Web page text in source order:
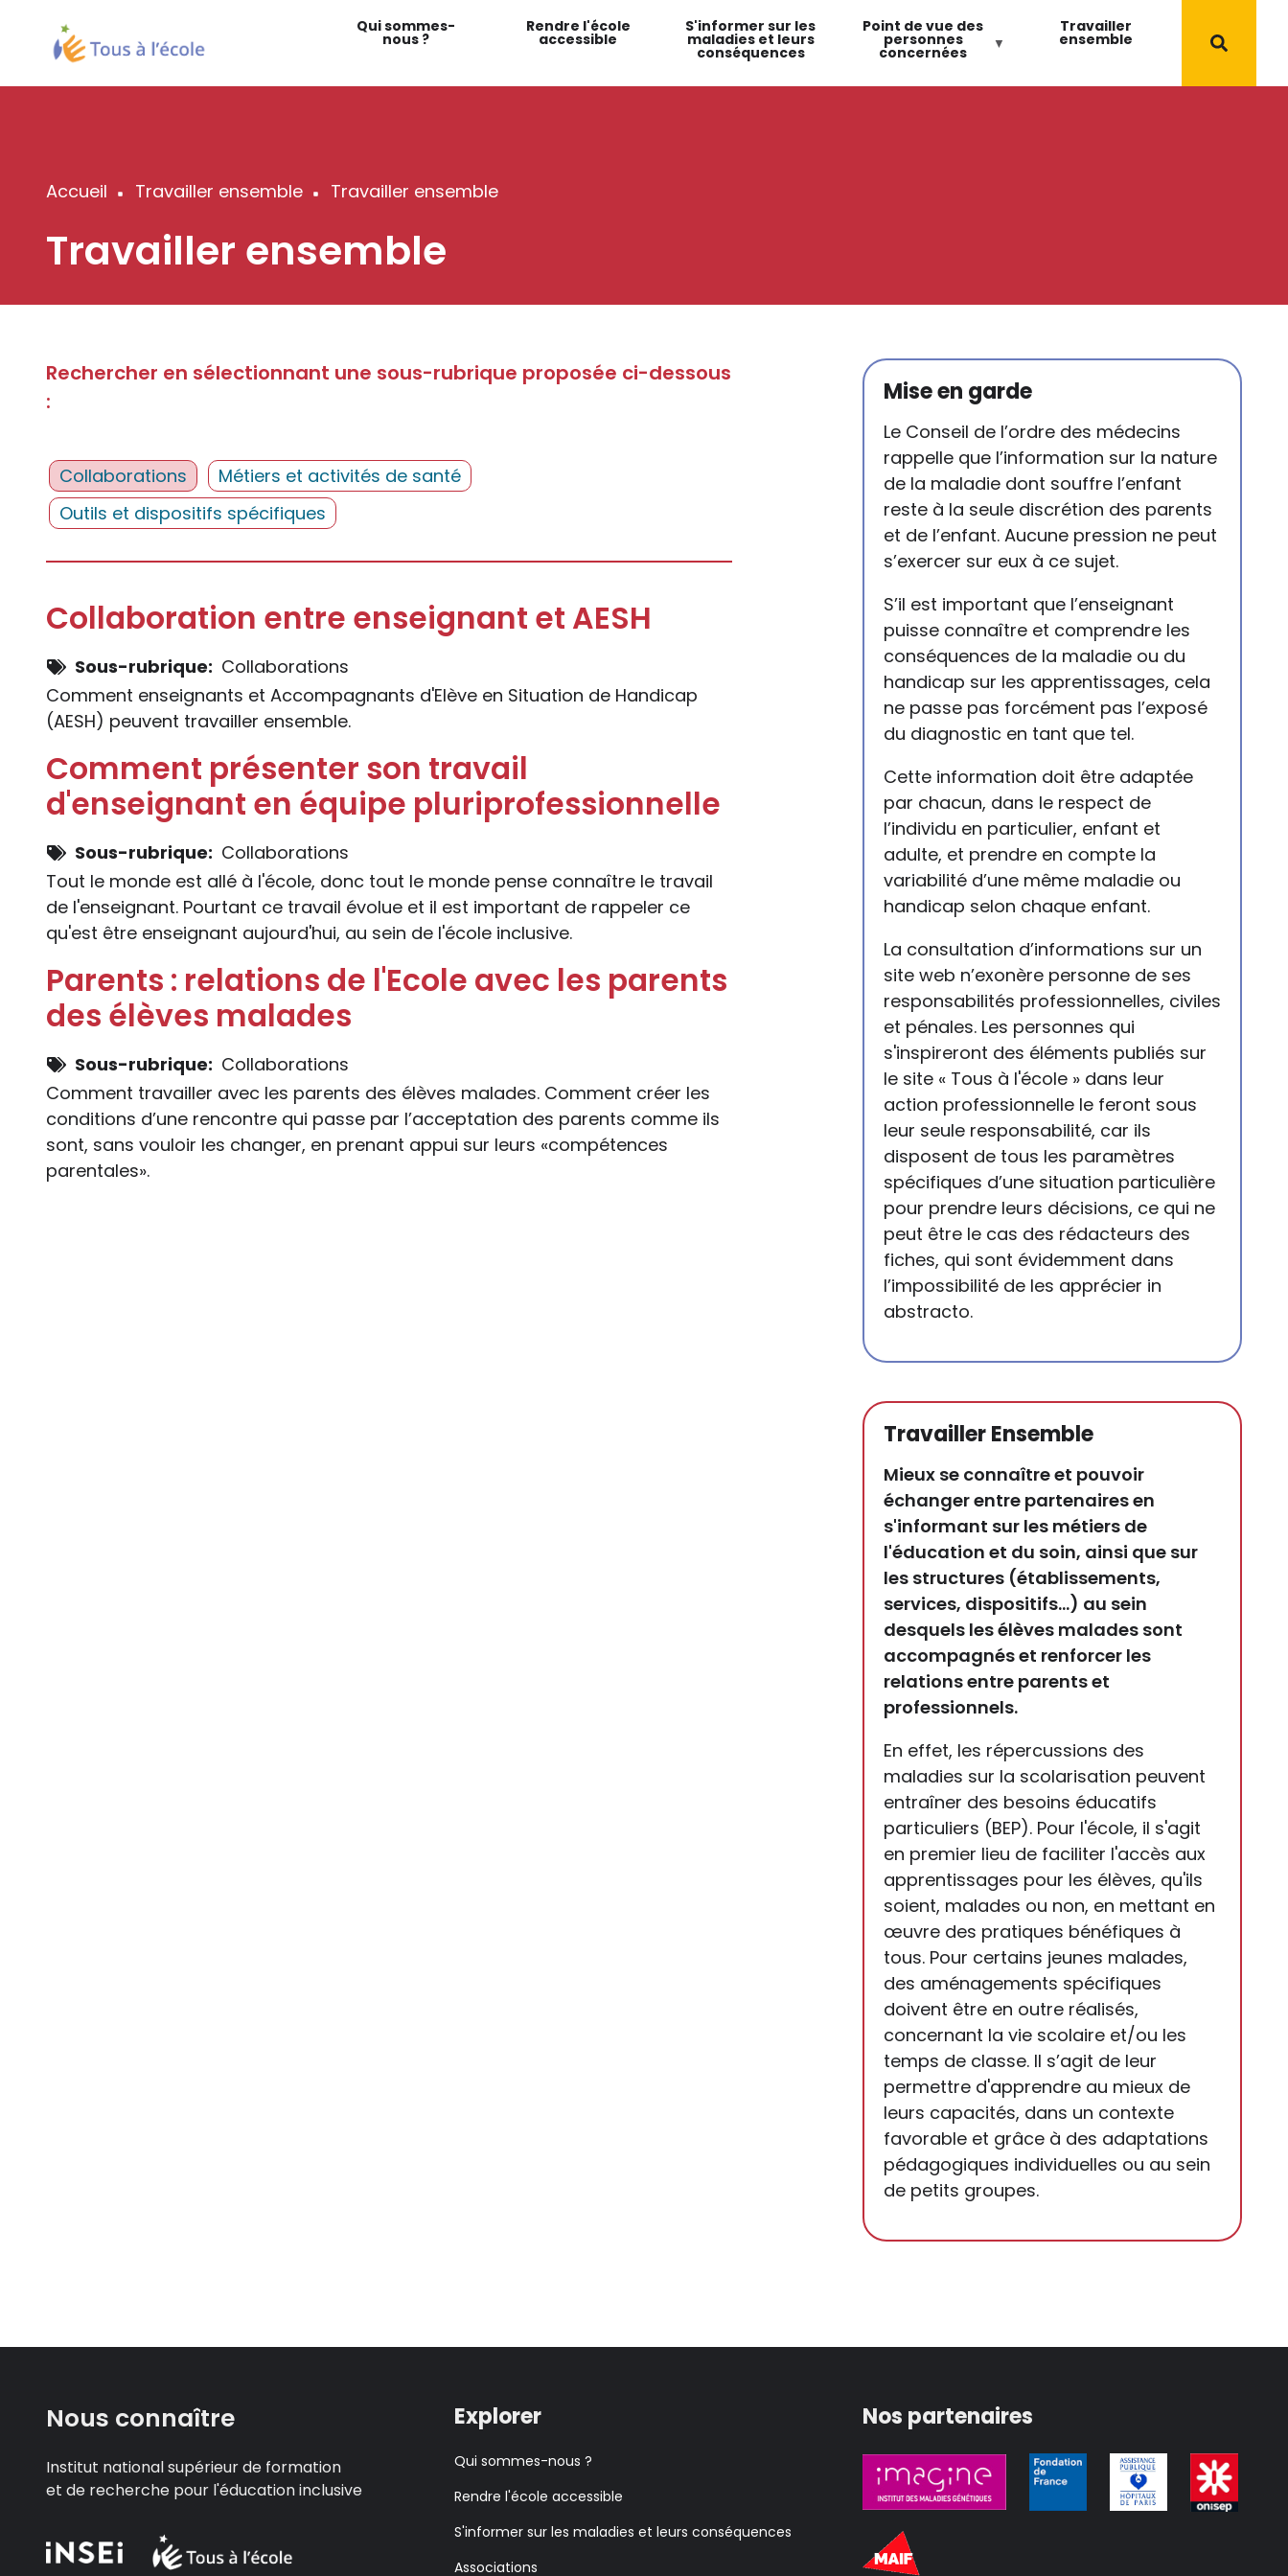
contenu
principal
Qui sommes-
nous ?
Rendre l'école
accessible
S'informer sur les
maladies et leurs
conséquences
Point de vue des
personnes
concernées
Travailler
ensemble
Fil
d'Ariane
Accueil Travailler ensemble Travailler ensemble
Travailler ensemble
Rechercher en sélectionnant une sous-rubrique proposée ci-dessous
:
Collaborations
Métiers et activités de santé
Outils et dispositifs spécifiques
Collaboration entre enseignant et AESH
Sous-rubrique
Collaborations
Comment enseignants et Accompagnants d'Elève en Situation de Handicap
(AESH) peuvent travailler ensemble.
Comment présenter son travail
d'enseignant en équipe pluriprofessionnelle
Sous-rubrique
Collaborations
Tout le monde est allé à l'école, donc tout le monde pense connaître le travail
de l'enseignant. Pourtant ce travail évolue et il est important de rappeler ce
qu'est être enseignant aujourd'hui, au sein de l'école inclusive.
Parents : relations de l'Ecole avec les parents
des élèves malades
Sous-rubrique
Collaborations
Comment travailler avec les parents des élèves malades. Comment créer les
conditions d’une rencontre qui passe par l’acceptation des parents comme ils
sont, sans vouloir les changer, en prenant appui sur leurs «compétences
parentales».
Mise en garde
Le Conseil de l’ordre des médecins
rappelle que l’information sur la nature
de la maladie dont souffre l’enfant
reste à la seule discrétion des parents
et de l’enfant. Aucune pression ne peut
s’exercer sur eux à ce sujet.
S’il est important que l’enseignant
puisse connaître et comprendre les
conséquences de la maladie ou du
handicap sur les apprentissages, cela
ne passe pas forcément pas l’exposé
du diagnostic en tant que tel.
Cette information doit être adaptée
par chacun, dans le respect de
l’individu en particulier, enfant et
adulte, et prendre en compte la
variabilité d’une même maladie ou
handicap selon chaque enfant.
La consultation d’informations sur un
site web n’exonère personne de ses
responsabilités professionnelles, civiles
et pénales. Les personnes qui
s'inspireront des éléments publiés sur
le site « Tous à l'école » dans leur
action professionnelle le feront sous
leur seule responsabilité, car ils
disposent de tous les paramètres
spécifiques d’une situation particulière
pour prendre leurs décisions, ce qui ne
peut être le cas des rédacteurs des
fiches, qui sont évidemment dans
l’impossibilité de les apprécier in
abstracto.
Travailler Ensemble
Mieux se connaître et pouvoir
échanger entre partenaires en
s'informant sur les métiers de
l'éducation et du soin, ainsi que sur
les structures (établissements,
services, dispositifs…) au sein
desquels les élèves malades sont
accompagnés et renforcer les
relations entre parents et
professionnels.
En effet, les répercussions des
maladies sur la scolarisation peuvent
entraîner des besoins éducatifs
particuliers (BEP). Pour l'école, il s'agit
en premier lieu de faciliter l'accès aux
apprentissages pour les élèves, qu'ils
soient, malades ou non, en mettant en
œuvre des pratiques bénéfiques à
tous. Pour certains jeunes malades,
des aménagements spécifiques
doivent être en outre réalisés,
concernant la vie scolaire et/ou les
temps de classe. Il s’agit de leur
permettre d'apprendre au mieux de
leurs capacités, dans un contexte
favorable et grâce à des adaptations
pédagogiques individuelles ou au sein
de petits groupes.
Nous connaître
Institut national supérieur de formation
et de recherche pour l'éducation inclusive
Explorer
Qui sommes-nous ?
Rendre l'école accessible
S'informer sur les maladies et leurs conséquences
Associations
Nos partenaires